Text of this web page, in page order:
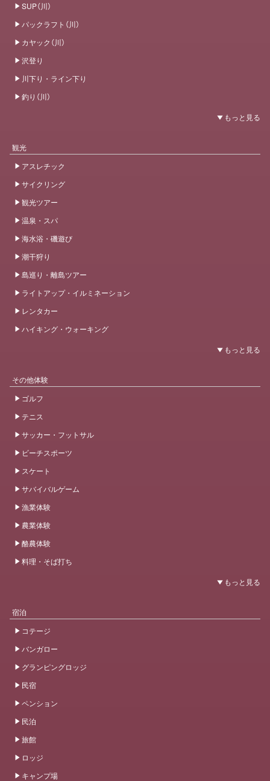
SUP（川）
パックラフト（川）
カヤック（川）
沢登り
川下り・ライン下り
釣り（川）
観光
アスレチック
サイクリング
観光ツアー
温泉・スパ
海水浴・磯遊び
潮干狩り
島巡り・離島ツアー
ライトアップ・イルミネーション
レンタカー
ハイキング・ウォーキング
その他体験
ゴルフ
テニス
サッカー・フットサル
ビーチスポーツ
スケート
サバイバルゲーム
漁業体験
農業体験
酪農体験
料理・そば打ち
宿泊
コテージ
バンガロー
グランピングロッジ
民宿
ペンション
民泊
旅館
ロッジ
キャンプ場